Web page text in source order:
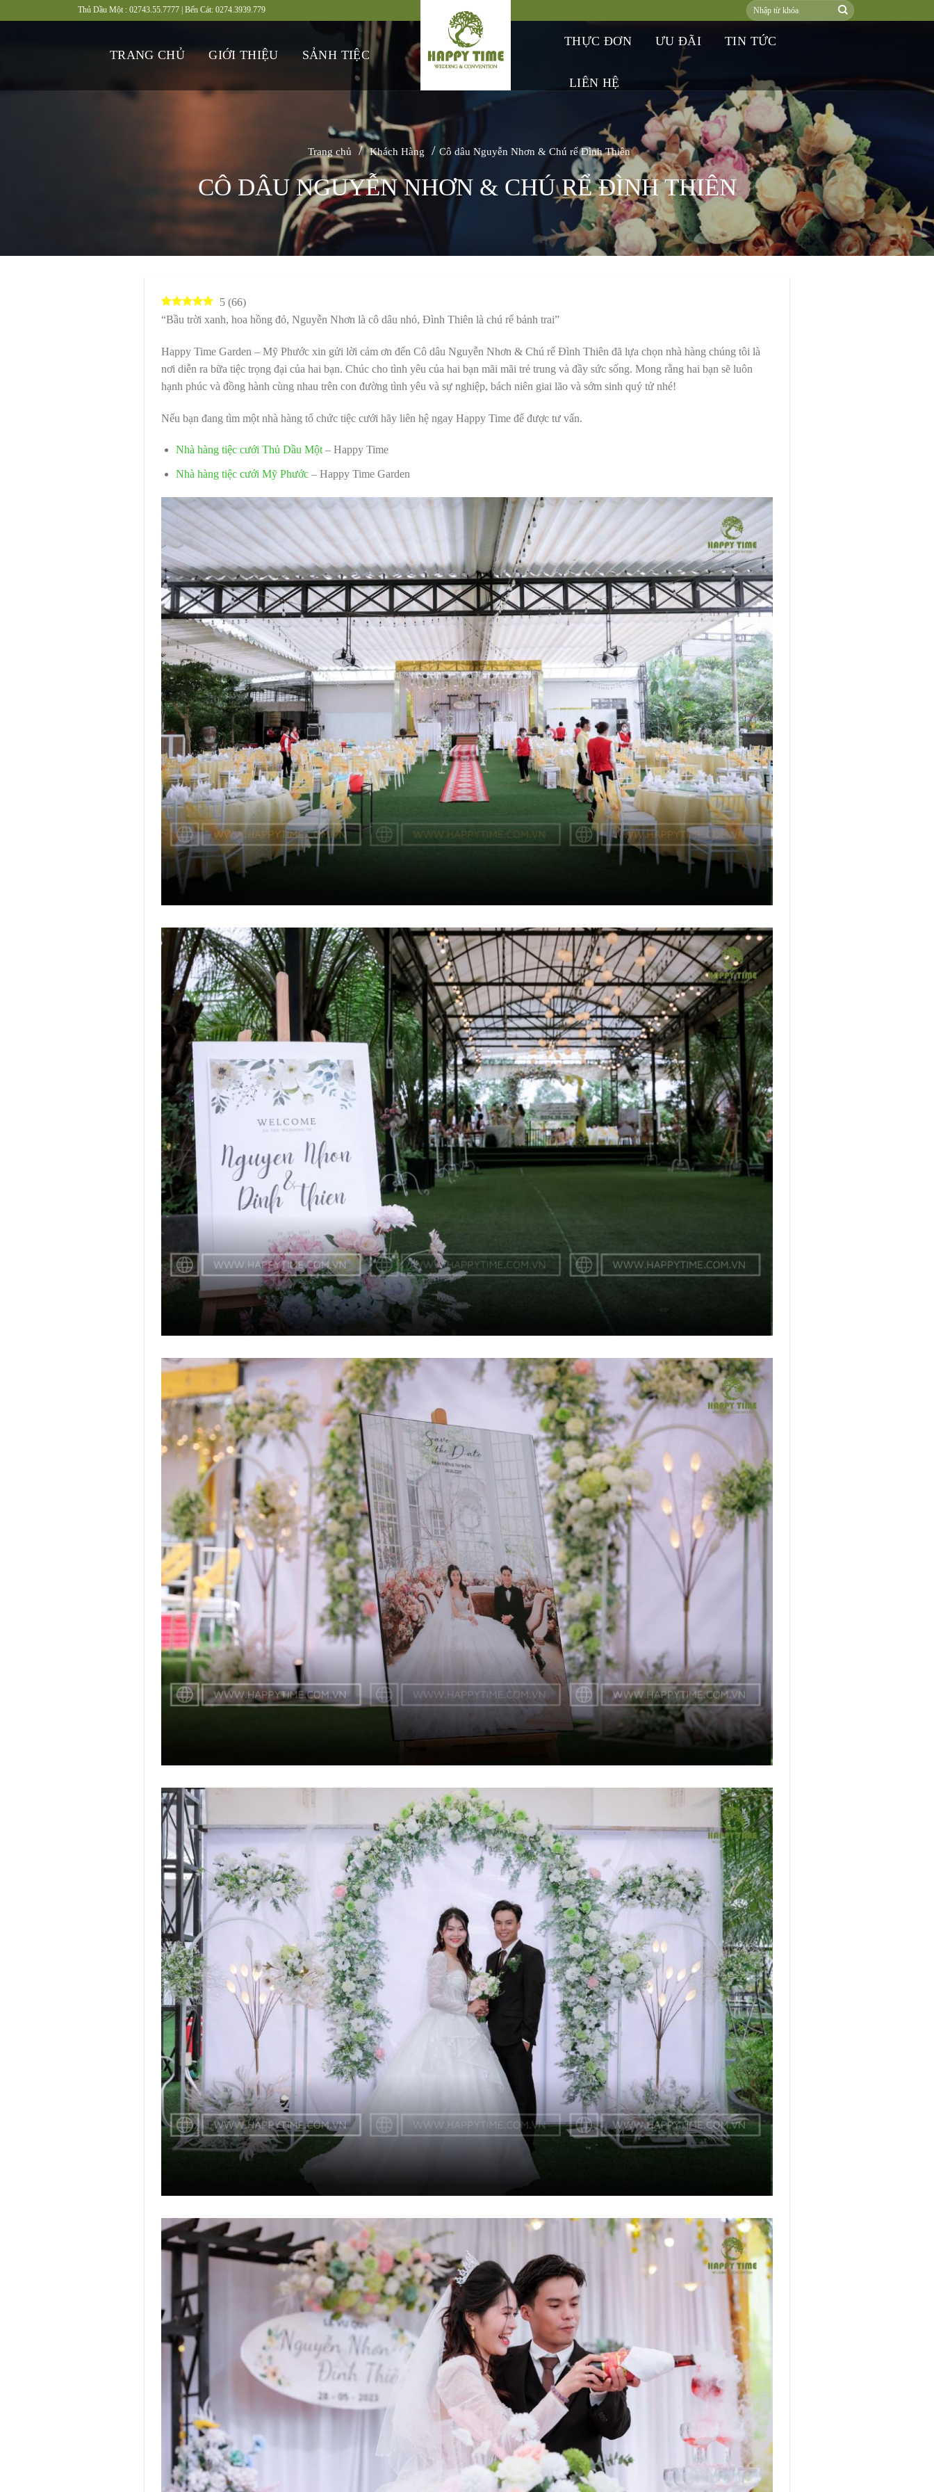
Thủ Dầu Một : 02743.55.7777 | Bến Cát: 0274.3939.779
TRANG CHỦ GIỚI THIỆU SẢNH TIỆC
THỰC ĐƠN ƯU ĐÃI TIN TỨC
LIÊN HỆ
Trang chủ / Khách Hàng / Cô dâu Nguyễn Nhơn & Chú rể Đình Thiên
CÔ DÂU NGUYỄN NHƠN & CHÚ RỂ ĐÌNH THIÊN
5 (66)
“Bầu trời xanh, hoa hồng đỏ, Nguyễn Nhơn là cô dâu nhỏ, Đình Thiên là chú rể bảnh trai”
Happy Time Garden – Mỹ Phước xin gửi lời cảm ơn đến Cô dâu Nguyễn Nhơn & Chú rể Đình Thiên đã lựa chọn nhà hàng chúng tôi là
nơi diễn ra bữa tiệc trọng đại của hai bạn. Chúc cho tình yêu của hai bạn mãi mãi trẻ trung và đầy sức sống. Mong rằng hai bạn sẽ luôn
hạnh phúc và đồng hành cùng nhau trên con đường tình yêu và sự nghiệp, bách niên giai lão và sớm sinh quý tử nhé!
Nếu bạn đang tìm một nhà hàng tổ chức tiệc cưới hãy liên hệ ngay Happy Time để được tư vấn.
Nhà hàng tiệc cưới Thủ Dầu Một– Happy Time
Nhà hàng tiệc cưới Mỹ Phước– Happy Time Garden